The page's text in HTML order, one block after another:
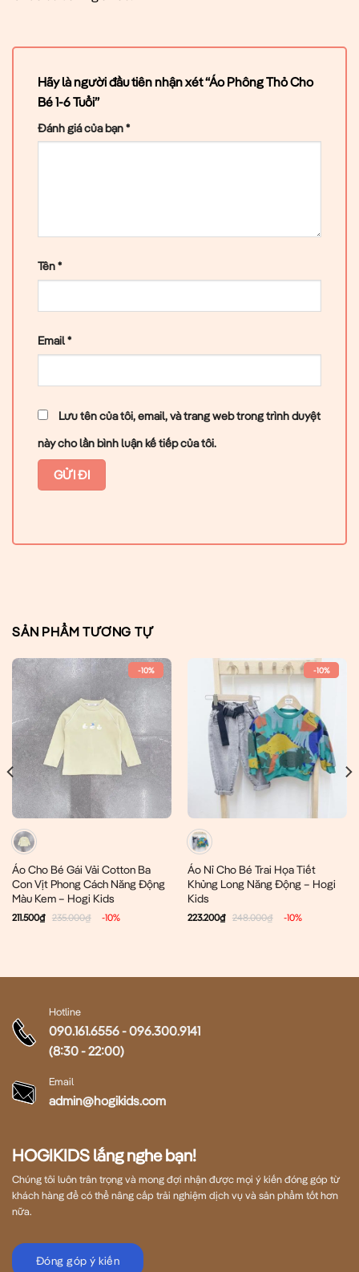
Hãy là người đầu tiên nhận xét “Áo Phông Thỏ Cho
Bé 1-6 Tuổi”
Đánh giá của bạn*
Tên*
Email*
Lưu tên của tôi, email, và trang web trong trình duyệt
này cho lần bình luận kế tiếp của tôi.
SẢN PHẨM TƯƠNG TỰ
-10%
Áo Cho Bé Gái Vải Cotton Ba
Con Vịt Phong Cách Năng Động
Màu Kem – Hogi Kids
211.500₫ 235.000₫ -10%
-10%
Áo Nỉ Cho Bé Trai Họa Tiết
Khủng Long Năng Động – Hogi
Kids
223.200₫ 248.000₫ -10%
HOGIKIDS lắng nghe bạn!
Chúng tôi luôn trân trọng và mong đợi nhận được mọi ý kiến đóng góp từ
khách hàng để có thể nâng cấp trải nghiệm dịch vụ và sản phẩm tốt hơn
nữa.
Đóng góp ý kiến
Hotline
090.161.6556-096.300.9141
(8:30 - 22:00)
Email
admin@hogikids.com